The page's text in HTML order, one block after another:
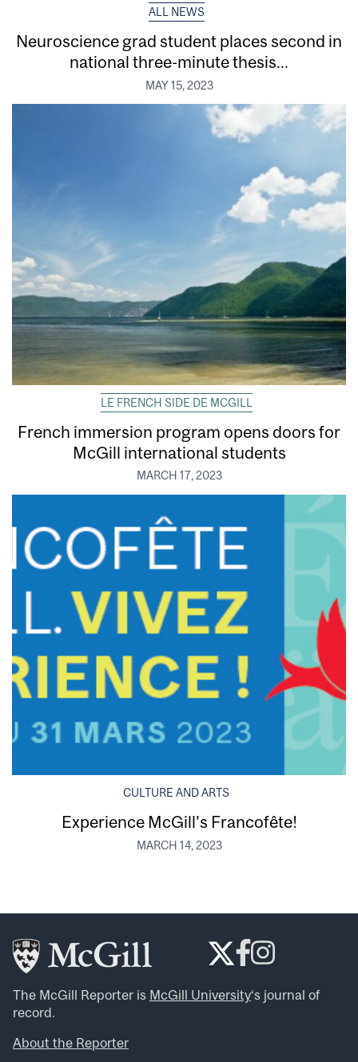
ALL NEWS
Neuroscience grad student places second in
national three-minute thesis...
MAY 15, 2023
LE FRENCH SIDE DE MCGILL
French immersion program opens doors for
McGill international students
MARCH 17, 2023
CULTURE AND ARTS
Experience McGill’s Francofête!
MARCH 14, 2023
The McGill Reporter is McGill University‘s journal of
record.
About the Reporter